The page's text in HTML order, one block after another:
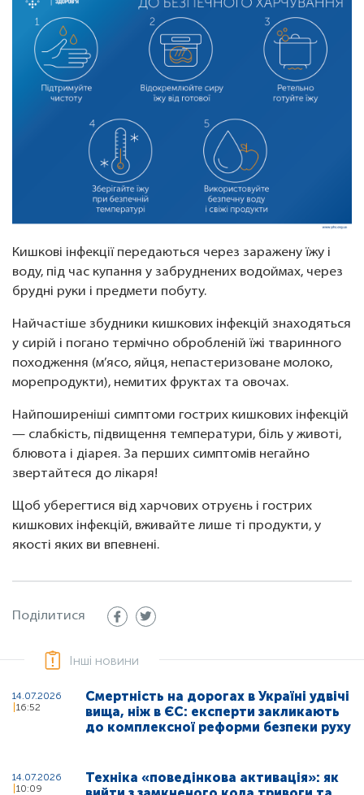
Кишкові інфекції передаються через заражену їжу і
воду, під час купання у забруднених водоймах, через
брудні руки і предмети побуту.
Найчастіше збудники кишкових інфекцій знаходяться
у сирій і погано термічно обробленій їжі тваринного
походження (м’ясо, яйця, непастеризоване молоко,
морепродукти), немитих фруктах та овочах.
Найпоширеніші симптоми гострих кишкових інфекцій
— слабкість, підвищення температури, біль у животі,
блювота і діарея. За перших симптомів негайно
звертайтеся до лікаря!
Щоб уберегтися від харчових отруєнь і гострих
кишкових інфекцій, вживайте лише ті продукти, у
якості яких ви впевнені.
Поділитися
Інші новини
14.07.2026
16:52
Смертність на дорогах в Україні удвічі
вища, ніж в ЄС: експерти закликають
до комплексної реформи безпеки руху
14.07.2026
10:09
Техніка «поведінкова активація»: як